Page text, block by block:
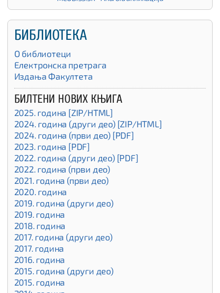
БИБЛИОТЕКА
О библиотеци
Електронска претрага
Издања Факултета
БИЛТЕНИ НОВИХ КЊИГА
2025. година [ZIP/HTML]
2024. година (други део) [ZIP/HTML]
2024. година (први део) [PDF]
2023. година [PDF]
2022. година (други део) [PDF]
2022. година (први део)
2021. година (први део)
2020. година
2019. година (други део)
2019. година
2018. година
2017. година (други део)
2017. година
2016. година
2015. година (други део)
2015. година